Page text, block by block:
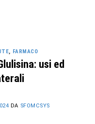
, FARMACO
usi ed
DA SFOMCSYS